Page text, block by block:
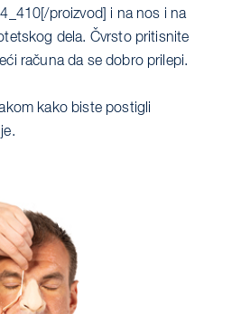
proizvod] i na nos i na
dela. Čvrsto pritisnite
računa da se dobro prilepi.
kako biste postigli